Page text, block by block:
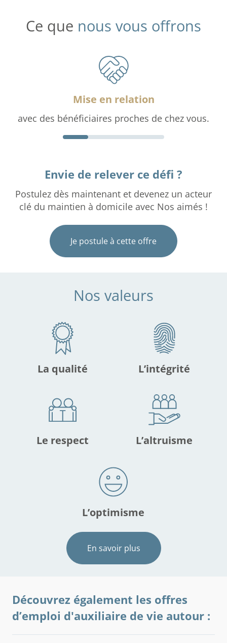
Ce que nous vous offrons
Mise en relation
avec des bénéficiaires proches de chez vous.
Envie de relever ce défi ?
Postulez dès maintenant et devenez un acteur
clé du maintien à domicile avec Nos aimés !
Je postule à cette offre
Nos valeurs
La qualité L’intégrité
Le respect L’altruisme
L’optimisme
En savoir plus
Découvrez également les offres
d’emploi d'auxiliaire de vie autour :